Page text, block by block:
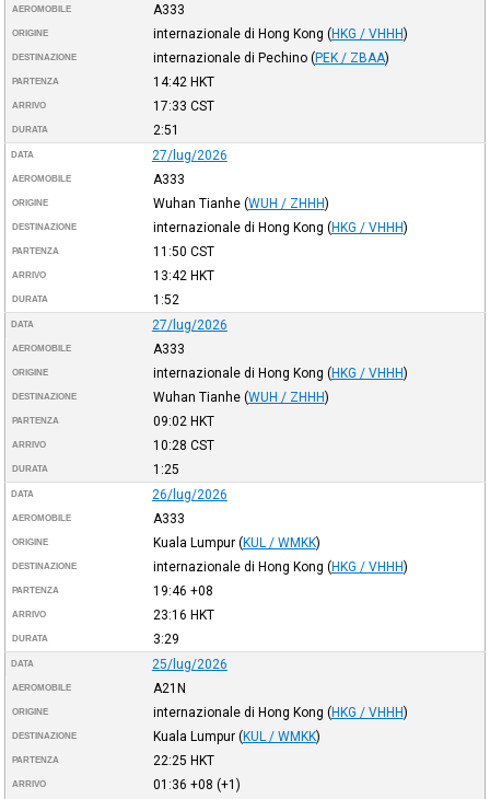
AEROMOBILE A333
ORIGINE internazionale di Hong Kong (HKG / VHHH)
DESTINAZIONE internazionale di Pechino (PEK / ZBAA)
PARTENZA 14:42 HKT
ARRIVO 17:33 CST
DURATA 2:51
DATA 27/lug/2026
AEROMOBILE A333
ORIGINE Wuhan Tianhe (WUH / ZHHH)
DESTINAZIONE internazionale di Hong Kong (HKG / VHHH)
PARTENZA 11:50 CST
ARRIVO 13:42 HKT
DURATA 1:52
DATA 27/lug/2026
AEROMOBILE A333
ORIGINE internazionale di Hong Kong (HKG / VHHH)
DESTINAZIONE Wuhan Tianhe (WUH / ZHHH)
PARTENZA 09:02 HKT
ARRIVO 10:28 CST
DURATA 1:25
DATA 26/lug/2026
AEROMOBILE A333
ORIGINE Kuala Lumpur (KUL / WMKK)
DESTINAZIONE internazionale di Hong Kong (HKG / VHHH)
PARTENZA 19:46 +08
ARRIVO 23:16 HKT
DURATA 3:29
DATA 25/lug/2026
AEROMOBILE A21N
ORIGINE internazionale di Hong Kong (HKG / VHHH)
DESTINAZIONE Kuala Lumpur (KUL / WMKK)
PARTENZA 22:25 HKT
ARRIVO 01:36 +08 (+1)